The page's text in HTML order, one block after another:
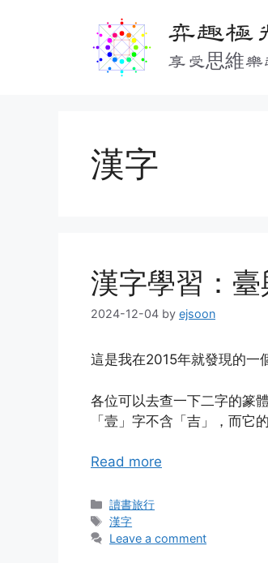
弈趣極
享受思維樂
漢字
漢字學習：臺
2024-12-04 by ejsoon
這是我在2015年就發現的一
各位可以去查一下二字的篆
「壹」字不含「吉」，而它
Read more
Categories
讀書旅行
Tags
漢字
Leave a comment